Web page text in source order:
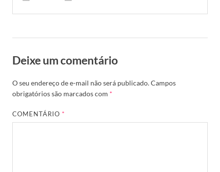
Deixe um comentário
O seu endereço de e-mail não será publicado.Campos
obrigatórios são marcados com *
COMENTÁRIO*